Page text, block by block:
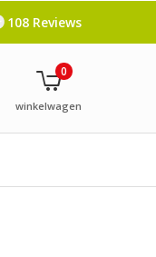
winkelwagen
0
108 Reviews